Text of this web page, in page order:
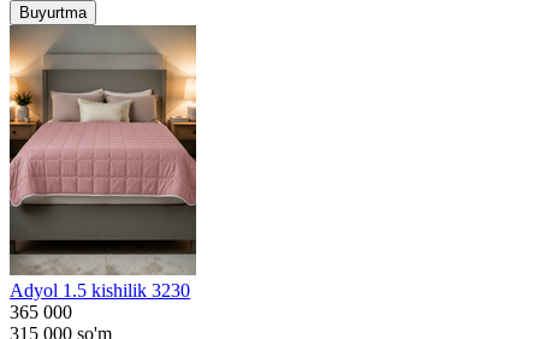
Buyurtma
Adyol 1.5 kishilik 3230
365 000
315 000 so'm